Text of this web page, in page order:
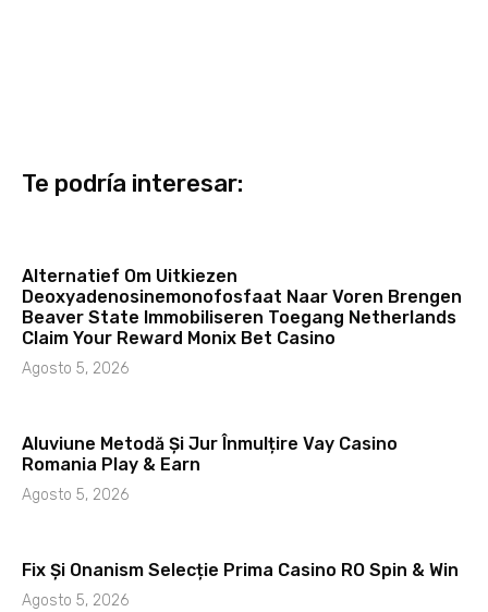
Te podría interesar:
Alternatief Om Uitkiezen
Deoxyadenosinemonofosfaat Naar Voren Brengen
Beaver State Immobiliseren Toegang Netherlands
Claim Your Reward Monix Bet Casino
Agosto 5, 2026
Aluviune Metodă Și Jur Înmulțire Vay Casino
Romania Play & Earn
Agosto 5, 2026
Fix Și Onanism Selecție Prima Casino RO Spin & Win
Agosto 5, 2026